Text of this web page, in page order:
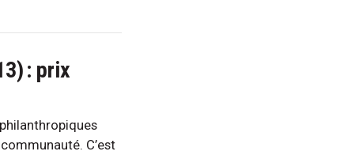
: prix
C’est